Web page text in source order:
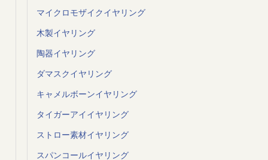
マイクロモザイクイヤリング
木製イヤリング
陶器イヤリング
ダマスクイヤリング
キャメルボーンイヤリング
タイガーアイイヤリング
ストロー素材イヤリング
スパンコールイヤリング